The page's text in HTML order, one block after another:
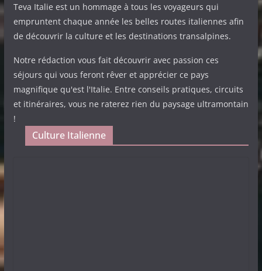
Teva Italie est un hommage à tous les voyageurs qui
empruntent chaque année les belles routes italiennes afin
de découvrir la culture et les destinations transalpines.
Notre rédaction vous fait découvrir avec passion ces
séjours qui vous feront rêver et apprécier ce pays
magnifique qu'est l'Italie. Entre conseils pratiques, circuits
et itinéraires, vous ne raterez rien du paysage ultramontain
!
Culture Italienne